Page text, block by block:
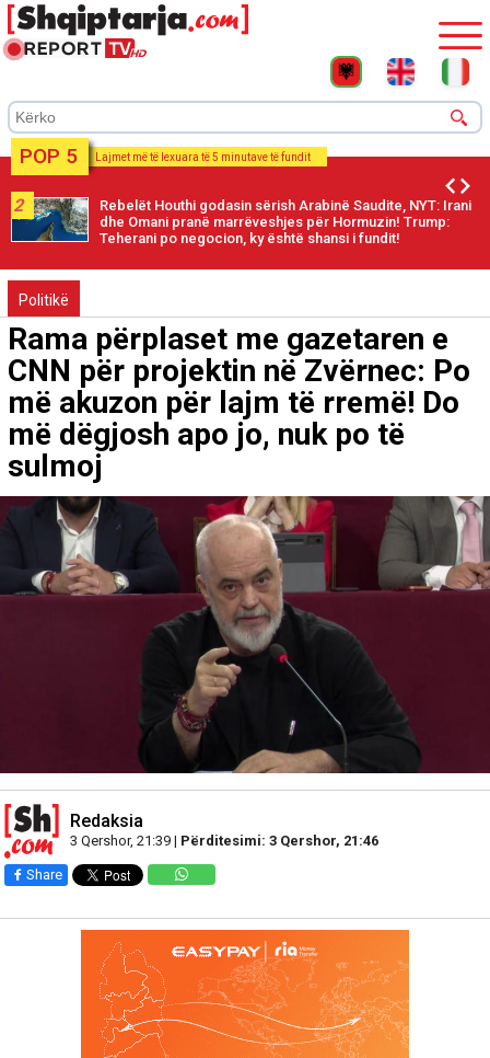
POP 5 Lajmet më të lexuara të 5 minutave të fundit
2
Rebelët Houthi godasin sërish Arabinë Saudite, NYT: Irani
dhe Omani pranë marrëveshjes për Hormuzin! Trump:
Teherani po negocion, ky është shansi i fundit!
Politikë
Rama përplaset me gazetaren e
CNN për projektin në Zvërnec: Po
më akuzon për lajm të rremë! Do
më dëgjosh apo jo, nuk po të
sulmoj
Redaksia
3 Qershor, 21:39 | Përditesimi: 3 Qershor, 21:46
Share